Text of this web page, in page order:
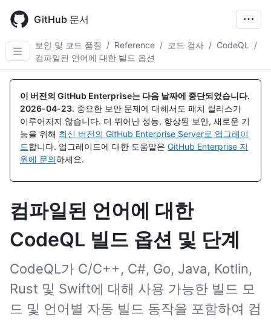
main
content
GitHub 문서
보안 및 코드 품질 / Reference / 코드 검사 / CodeQL
/
컴파일된 언어에 대한 빌드 옵션
이 버전의 GitHub Enterprise는 다음 날짜에 중단되었습니다.
2026-04-23. 중요한 보안 문제에 대해서도 패치 릴리스가
이루어지지 않습니다. 더 뛰어난 성능, 향상된 보안, 새로운 기
능을 위해 최신 버전의 GitHub Enterprise Server로 업그레이
드합니다. 업그레이드에 대한 도움말은 GitHub Enterprise 지
원에 문의하세요.
컴파일된 언어에 대한
CodeQL 빌드 옵션 및 단계
CodeQL가 C/C++, C#, Go, Java, Kotlin,
Rust 및 Swift에 대해 사용 가능한 빌드 모
드 및 언어별 자동 빌드 동작을 포함하여 컴